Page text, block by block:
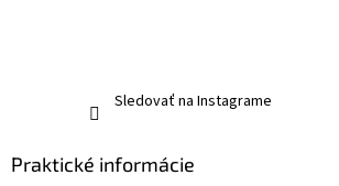
Sledovať na Instagrame
Praktické informácie